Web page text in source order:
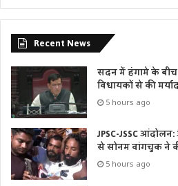
Recent News
सदन में हंगामे के
विधायकों से की
5 hours ago
JPSC-JSSC
से सोनम वांगचुक ने
5 hours ago